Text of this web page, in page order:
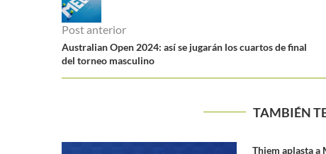
Post anterior
Australian Open 2024: así se jugarán los cuartos de final
del torneo masculino
TAMBIÉN